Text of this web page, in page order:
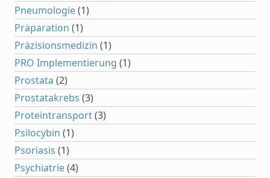
Pneumologie(1)
Präparation (1)
Präzisionsmedizin (1)
PRO Implementierung (1)
Prostata (2)
Prostatakrebs (3)
Proteintransport(3)
Psilocybin (1)
Psoriasis (1)
Psychiatrie(4)